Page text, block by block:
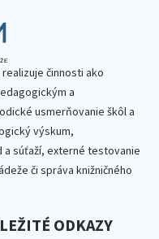
činnosti ako
a
usmerňovanie škôl a
výskum,
súťaží, externé testovanie
či správa knižničného
ODKAZY